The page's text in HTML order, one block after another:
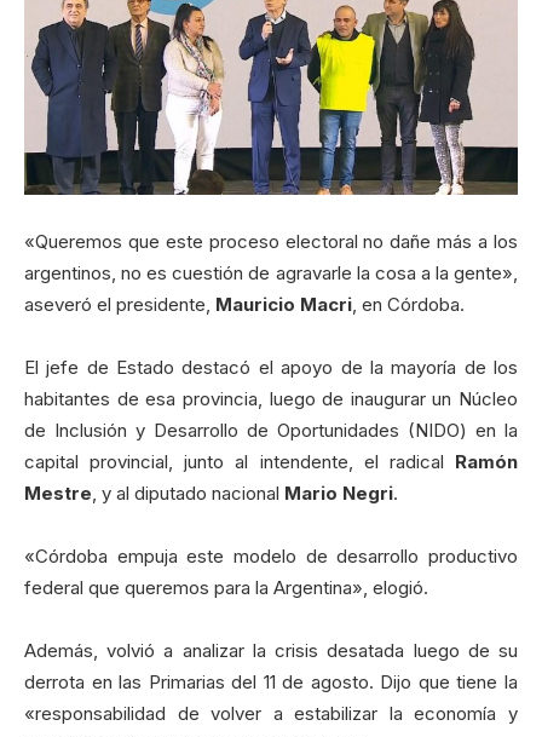
«Queremos que este proceso electoral no dañe más a los
argentinos, no es cuestión de agravarle la cosa a la gente»,
aseveró el presidente, Mauricio Macri , en Córdoba.
El jefe de Estado destacó el apoyo de la mayoría de los
habitantes de esa provincia, luego de inaugurar un Núcleo
de Inclusión y Desarrollo de Oportunidades (NIDO) en la
capital provincial, junto al intendente, el radical Ramón
Mestre , y al diputado nacional Mario Negri.
«Córdoba empuja este modelo de desarrollo productivo
federal que queremos para la Argentina», elogió.
Además, volvió a analizar la crisis desatada luego de su
derrota en las Primarias del 11 de agosto. Dijo que tiene la
«responsabilidad de volver a estabilizar la economía y